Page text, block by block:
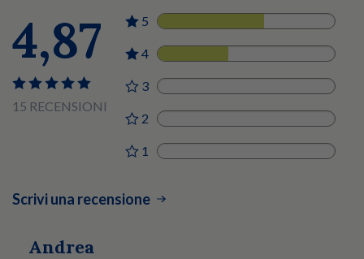
4,87
15 RECENSIONI
5
4
3 0
2 0
1 0
Scrivi una recensione
Andrea